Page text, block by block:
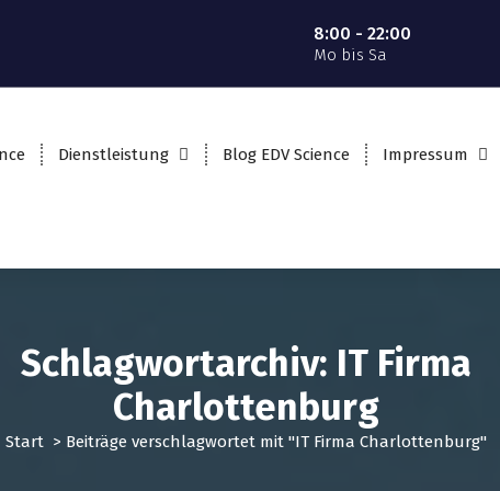
8:00 - 22:00
Mo bis Sa
Dienstleistung Blog EDV Science Impressum
Schlagwortarchiv: IT Firma
Charlottenburg
Start> Beiträge verschlagwortet mit "IT Firma Charlottenburg"